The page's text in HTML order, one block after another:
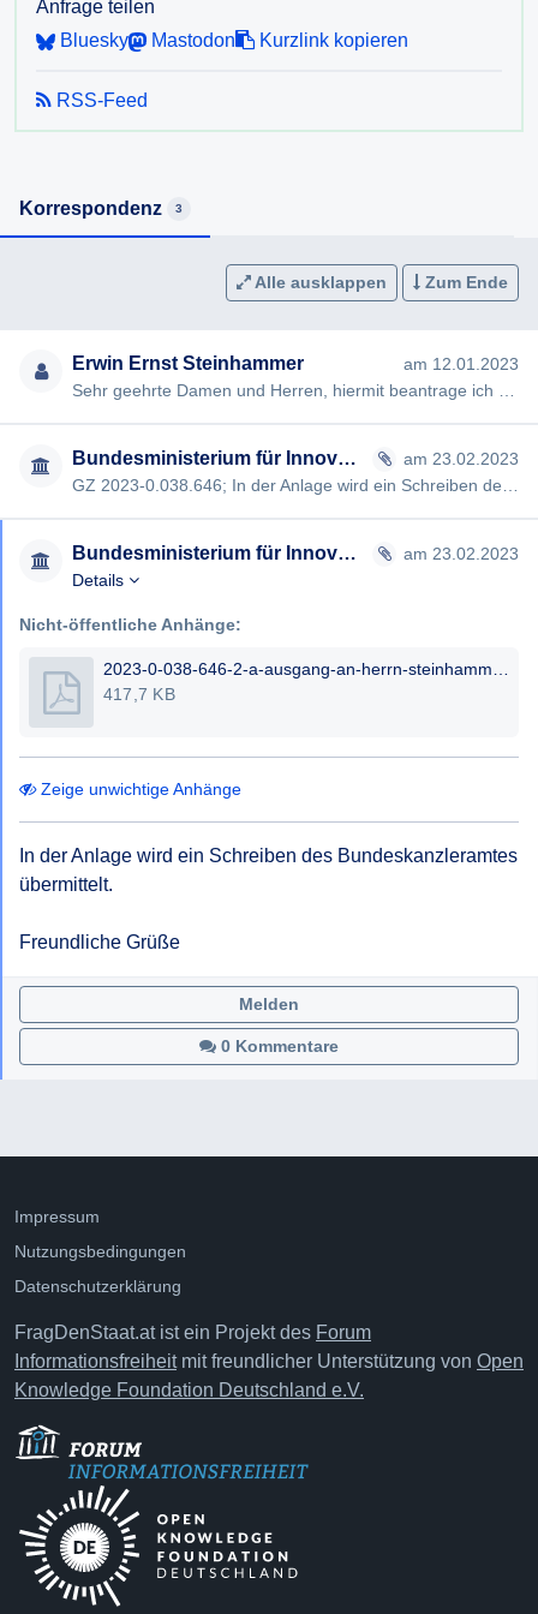
verhandelt wurde, stattgefunden und welche
waren an diesen beteiligt?
Ich stelle diese Anfrage als Schriftführer des Vereins Chaos
Veröffentlichungen zu verwenden. Ich erfülle die vom
2017/03/0083-10 (29. Mai 2018) festgehaltenen Kriterien
dass es bei Anfragen nach dem Auskunftspflichtgesetz
geboten sein kann, dem Auskunftswerber Zugang zu den
Anfrage teilen
Bluesky
Mastodon Kurzlink kopieren
RSS-Feed
Korrespondenz 3
Alle ausklappen Zum Ende
Erwin Ernst Steinhammer
am 12.01.2023
Bundesministerium für Innovation, Mobilität und Infrastruktur
am 23.02.2023
Bundesministerium für Innovation, Mobilität und Infrastruktur
am 23.02.2023
Details
Nicht-öffentliche Anhänge:
417,7 KB
Zeige unwichtige Anhänge
In der Anlage wird ein Schreiben des Bundeskanzleramtes
übermittelt.
Freundliche Grüße
0 Kommentare
Melden
Impressum
Nutzungsbedingungen
Datenschutzerklärung
FragDenStaat.at ist ein Projekt des Forum
Informationsfreiheitmit freundlicher Unterstützung von Open
Knowledge Foundation Deutschland e.V.